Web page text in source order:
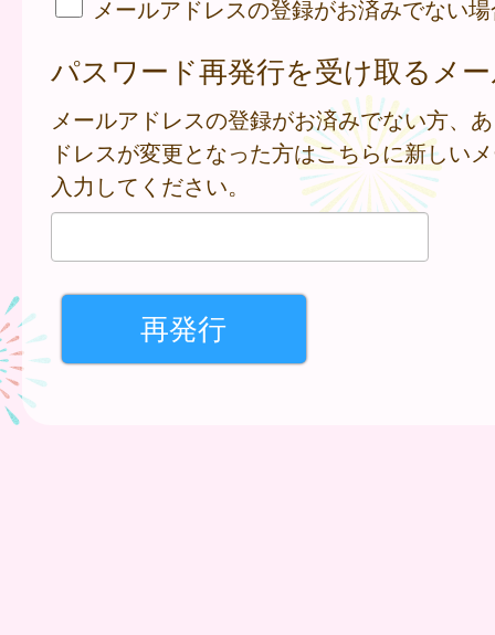
メールアドレスの登録がお済みでない
パスワード再発行を受け取るメ
メールアドレスの登録がお済みでない方、
ドレスが変更となった方はこちらに新しい
入力してください。